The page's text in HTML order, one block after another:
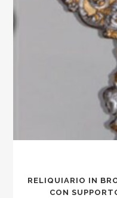
RELIQUIARIO IN
CON